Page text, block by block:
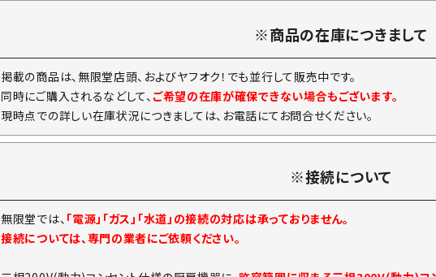
※商品の在庫につきまして
掲載の商品は、無限堂店頭、およびヤフオク！でも並行して販売中です。
同時にご購入されるなどして、 ご希望の在庫が確保できない場合もございます。
現時点での詳しい在庫状況につきましては、お電話にてお問合せください。
※接続について
無限堂では、 「電源」「ガス」「水道」の接続の対応は承っておりません。
接続については、専門の業者にご依頼ください。